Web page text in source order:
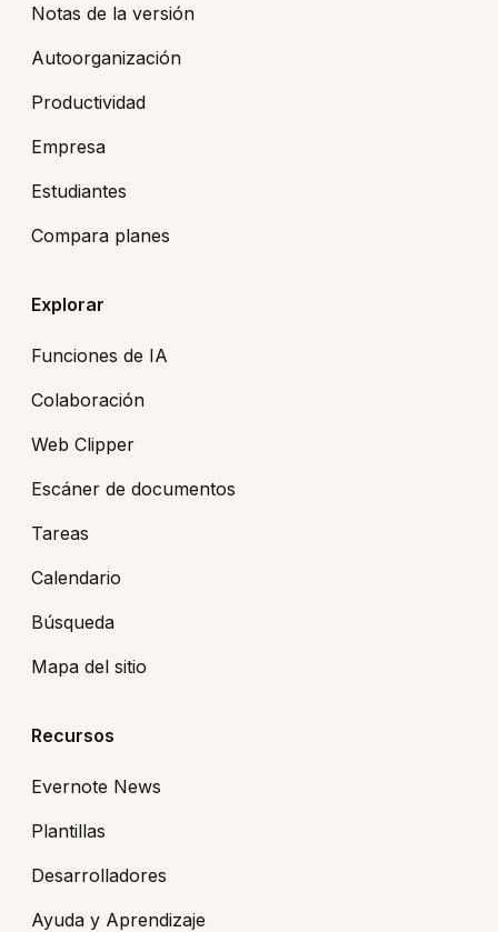
Notas de la versión
Autoorganización
Productividad
Empresa
Estudiantes
Compara planes
Explorar
Funciones de IA
Colaboración
Web Clipper
Escáner de documentos
Tareas
Calendario
Búsqueda
Mapa del sitio
Recursos
Evernote News
Plantillas
Desarrolladores
Ayuda y Aprendizaje